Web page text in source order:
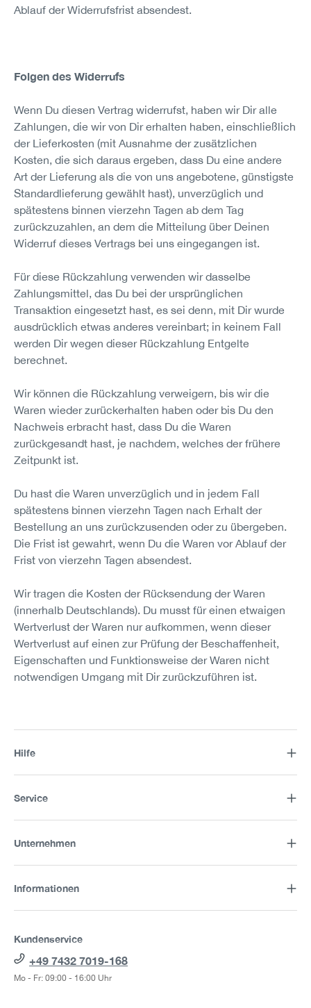
Ablauf der Widerrufsfrist absendest.
Folgen des Widerrufs
Wenn Du diesen Vertrag widerrufst, haben wir Dir alle
Zahlungen, die wir von Dir erhalten haben, einschließlich
der Lieferkosten (mit Ausnahme der zusätzlichen
Kosten, die sich daraus ergeben, dass Du eine andere
Art der Lieferung als die von uns angebotene, günstigste
Standardlieferung gewählt hast), unverzüglich und
spätestens binnen vierzehn Tagen ab dem Tag
zurückzuzahlen, an dem die Mitteilung über Deinen
Widerruf dieses Vertrags bei uns eingegangen ist.
Für diese Rückzahlung verwenden wir dasselbe
Zahlungsmittel, das Du bei der ursprünglichen
Transaktion eingesetzt hast, es sei denn, mit Dir wurde
ausdrücklich etwas anderes vereinbart; in keinem Fall
werden Dir wegen dieser Rückzahlung Entgelte
berechnet.
Wir können die Rückzahlung verweigern, bis wir die
Waren wieder zurückerhalten haben oder bis Du den
Nachweis erbracht hast, dass Du die Waren
zurückgesandt hast, je nachdem, welches der frühere
Zeitpunkt ist.
Du hast die Waren unverzüglich und in jedem Fall
spätestens binnen vierzehn Tagen nach Erhalt der
Bestellung an uns zurückzusenden oder zu übergeben.
Die Frist ist gewahrt, wenn Du die Waren vor Ablauf der
Frist von vierzehn Tagen absendest.
Wir tragen die Kosten der Rücksendung der Waren
(innerhalb Deutschlands). Du musst für einen etwaigen
Wertverlust der Waren nur aufkommen, wenn dieser
Wertverlust auf einen zur Prüfung der Beschaffenheit,
Eigenschaften und Funktionsweise der Waren nicht
notwendigen Umgang mit Dir zurückzuführen ist.
Hilfe
Service
Unternehmen
Informationen
Kundenservice
+49 7432 7019-168
Mo - Fr: 09:00 - 16:00 Uhr